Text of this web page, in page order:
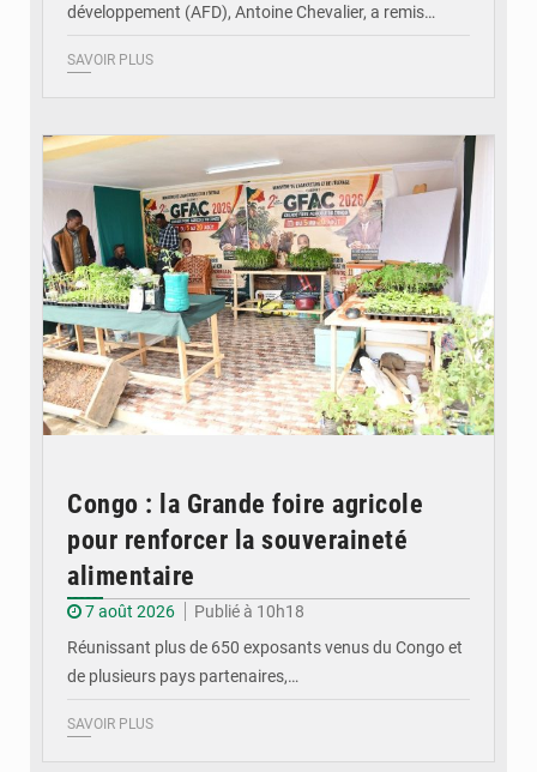
développement (AFD), Antoine Chevalier, a remis…
SAVOIR PLUS
Congo : la Grande foire agricole
pour renforcer la souveraineté
alimentaire
7 août 2026
Publié à 10h18
Réunissant plus de 650 exposants venus du Congo et
de plusieurs pays partenaires,…
SAVOIR PLUS